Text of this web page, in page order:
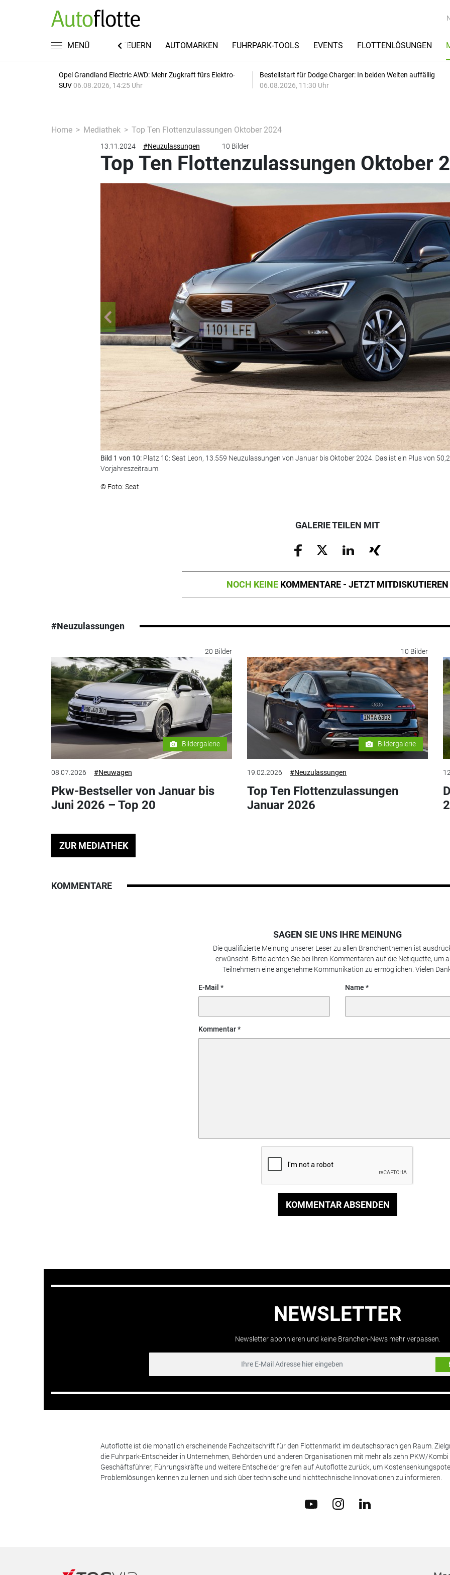
MENÜ
FUHRPARKWISSEN RECHT & STEUERN AUTOMARKEN FUHRPARK-TOOLS EVENTS FLOTTENLÖSUNGEN
Opel Grandland Electric AWD: Mehr Zugkraft fürs Elektro-
SUV 06.08.2026, 14:25 Uhr
Bestellstart für Dodge Charger: In beiden Welten auffällig
06.08.2026, 11:30 Uhr
Home Mediathek Top Ten Flottenzulassungen Oktober 2024
13.11.2024 #Neuzulassungen 10 Bilder
Top Ten Flottenzulassungen Oktober
Bild 1 von 10: Platz 10: Seat Leon, 13.559 Neuzulassungen von Januar bis Oktober 2024. Das ist ein Plus von
Vorjahreszeitraum.
© Foto: Seat
GALERIE TEILEN MIT
NOCH KEINE KOMMENTARE - JETZT MITDISKUTIEREN
#Neuzulassungen
20 Bilder
Bildergalerie
08.07.2026 #Neuwagen
Pkw-Bestseller von Januar bis
Juni 2026 – Top 20
10 Bilder
Bildergalerie
19.02.2026 #Neuzulassungen
Top Ten Flottenzulassungen
Januar 2026
ZUR MEDIATHEK
KOMMENTARE
SAGEN SIE UNS IHRE MEINUNG
Die qualifizierte Meinung unserer Leser zu allen Branchenthemen ist
erwünscht. Bitte achten Sie bei Ihren Kommentaren auf die Netiquette, um
Teilnehmern eine angenehme Kommunikation zu ermöglichen. Vielen
E-Mail Name
Kommentar
KOMMENTAR ABSENDEN
NEWSLETTER
Newsletter abonnieren und keine Branchen-News mehr verpassen.
Autoflotte ist die monatlich erscheinende Fachzeitschrift für den Flottenmarkt im deutschsprachigen Raum.
die Fuhrpark-Entscheider in Unternehmen, Behörden und anderen Organisationen mit mehr als zehn PKW/
Geschäftsführer, Führungskräfte und weitere Entscheider greifen auf Autoflotte zurück, um
Problemlösungen kennen zu lernen und sich über technische und nichttechnische Innovationen zu informieren.